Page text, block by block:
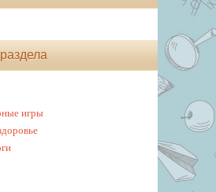
игры